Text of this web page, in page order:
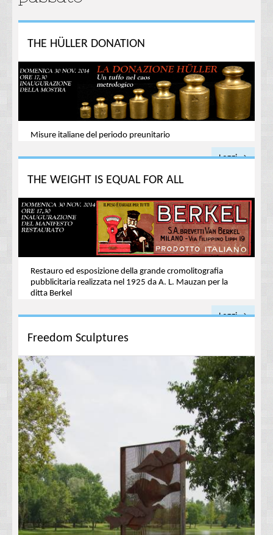
THE HÜLLER DONATION
Misure italiane del periodo preunitario
Leggi →
THE WEIGHT IS EQUAL FOR ALL
Restauro ed esposizione della grande cromolitografia
pubblicitaria realizzata nel 1925 da A. L. Mauzan per la
ditta Berkel
Leggi →
Freedom Sculptures